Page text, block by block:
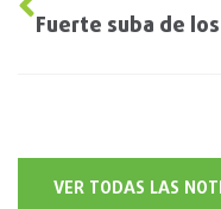
VER TODAS LAS